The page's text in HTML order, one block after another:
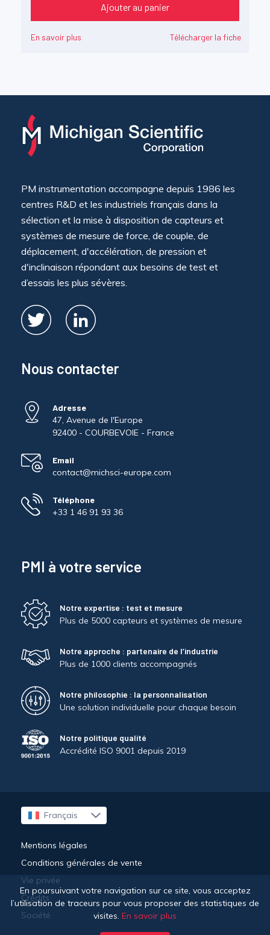
Ajouter au panier
En savoir plus Télécharger la fiche
PM instrumentation accompagne depuis 1986 les
centres R&D et les industriels français dans la
sélection et la mise à disposition de capteurs et
systèmes de mesure de force, de couple, de
déplacement, d'accélération, de pression et
d'inclinaison répondant aux besoins de test et
d’essais les plus sévères.
Nous contacter
Adresse
47, Avenue de l'Europe
92400 - COURBEVOIE - France
Email
contact@michsci-europe.com
Téléphone
+33 1 46 91 93 36
PMI à votre service
Notre expertise : test et mesure
Plus de 5000 capteurs et systèmes de mesure
Notre approche : partenaire de l’industrie
Plus de 1000 clients accompagnés
Notre philosophie : la personnalisation
Une solution individuelle pour chaque besoin
Notre politique qualité
Accrédité ISO 9001 depuis 2019
Français
English
Mentions légales
Conditions générales de vente
Vie privée
Crédits
Société
En poursuivant votre navigation sur ce site, vous acceptez
l’utilisation de traceurs pour vous proposer des statistiques de
visites. En savoir plus